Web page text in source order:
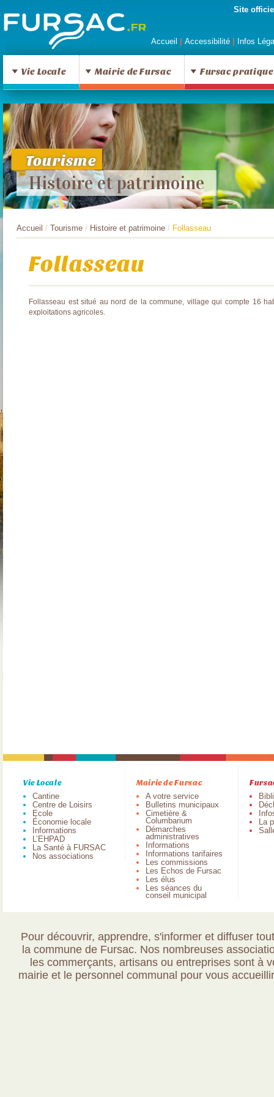
Site
Accueil Accessibilité Infos
Vie Locale Mairie de Fursac Fursac pratique
Tourisme
Histoire et patrimoine
Accueil / Tourisme / Histoire et patrimoine / Follasseau
Follasseau
Follasseau est situé au nord de la commune, village qui compte 16
exploitations agricoles.
Vie Locale
Cantine
Centre de Loisirs
Ecole
Économie locale
Informations
L’EHPAD
La Santé à FURSAC
Nos associations
Mairie de Fursac
A votre service
Bulletins municipaux
Cimetière &
Columbarium
Démarches
administratives
Informations
Informations tarifaires
Les commissions
Les Echos de Fursac
Les élus
Les séances du
conseil municipal
La
Pour découvrir, apprendre, s'informer et diffuser
la commune de Fursac. Nos nombreuses
les commerçants, artisans ou entreprises sont à
mairie et le personnel communal pour vous